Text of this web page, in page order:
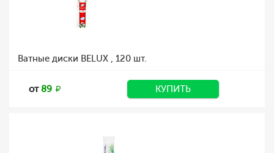
Ватные диски BELUX , 120 шт.
от89 КУПИТЬ